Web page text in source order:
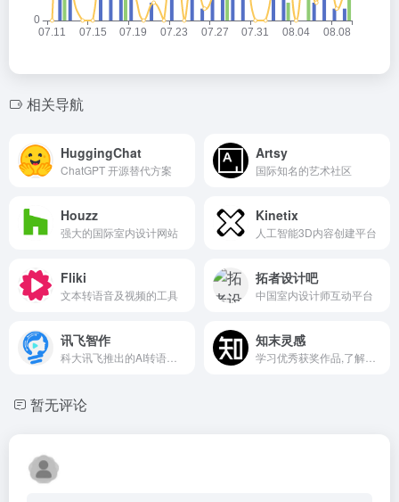
相关导航
HuggingChat
ChatGPT 开源替代方案
Artsy
国际知名的艺术社区
Houzz
强大的国际室内设计网站
Kinetix
人工智能3D内容创建平台
Fliki
文本转语音及视频的工具
拓者设计吧
中国室内设计师互动平台
讯飞智作 知末灵感
暂无评论